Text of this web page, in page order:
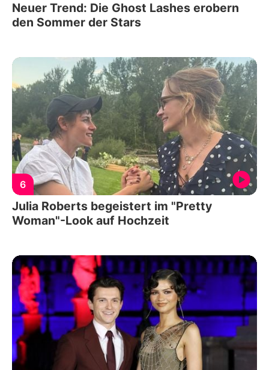
Neuer Trend: Die Ghost Lashes erobern
den Sommer der Stars
6
Julia Roberts begeistert im "Pretty
Woman"-Look auf Hochzeit